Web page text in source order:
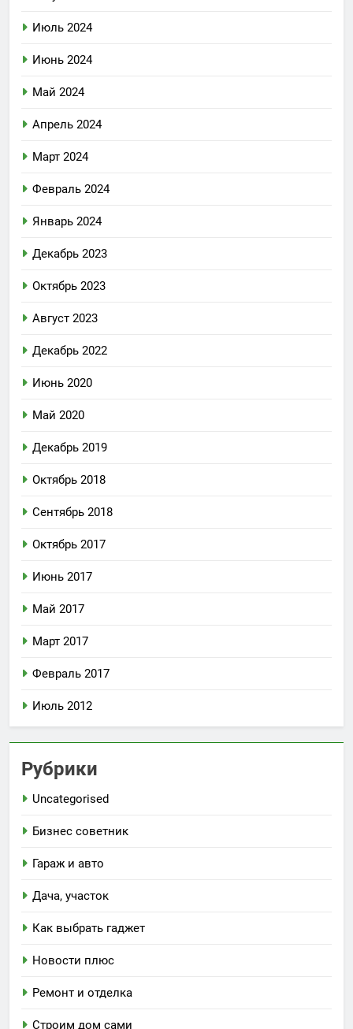
Июль 2024
Июнь 2024
Май 2024
Апрель 2024
Март 2024
Февраль 2024
Январь 2024
Декабрь 2023
Октябрь 2023
Август 2023
Декабрь 2022
Июнь 2020
Май 2020
Декабрь 2019
Октябрь 2018
Сентябрь 2018
Октябрь 2017
Июнь 2017
Май 2017
Март 2017
Февраль 2017
Июль 2012
Рубрики
Uncategorised
Бизнес советник
Гараж и авто
Дача, участок
Как выбрать гаджет
Новости плюс
Ремонт и отделка
Строим дом сами